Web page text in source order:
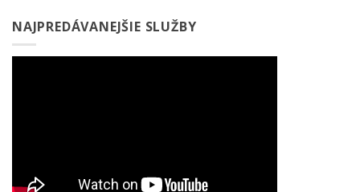
NAJPREDÁVANEJŠIE SLUŽBY